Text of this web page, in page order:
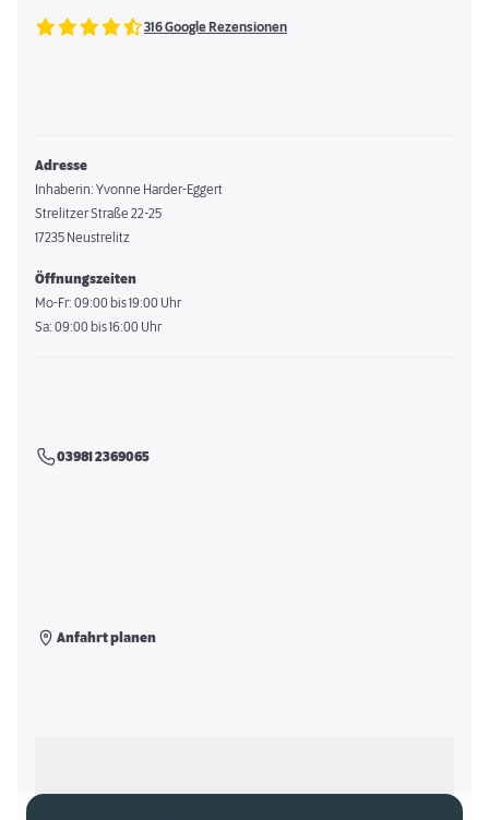
316 Google Rezensionen
Adresse
Inhaberin: Yvonne Harder-Eggert
Strelitzer Straße 22-25
17235 Neustrelitz
Öffnungszeiten
Mo-Fr: 09:00 bis 19:00 Uhr
Sa: 09:00 bis 16:00 Uhr
03981 2369065
Anfahrt planen